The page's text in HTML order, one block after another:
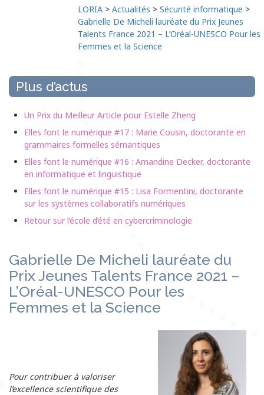
LORIA > Actualités > Sécurité informatique >
Gabrielle De Micheli lauréate du Prix Jeunes
Talents France 2021 – L’Oréal-UNESCO Pour les
Femmes et la Science
Plus d’actus
Un Prix du Meilleur Article pour Estelle Zheng
Elles font le numérique #17 : Marie Cousin, doctorante en
grammaires formelles sémantiques
Elles font le numérique #16 : Amandine Decker, doctorante
en informatique et linguistique
Elles font le numérique #15 : Lisa Formentini, doctorante
sur les systèmes collaboratifs numériques
Retour sur l’école d’été en cybercriminologie
Gabrielle De Micheli lauréate du
Prix Jeunes Talents France 2021 –
L’Oréal-UNESCO Pour les
Femmes et la Science
Pour contribuer à valoriser
l’excellence scientifique des